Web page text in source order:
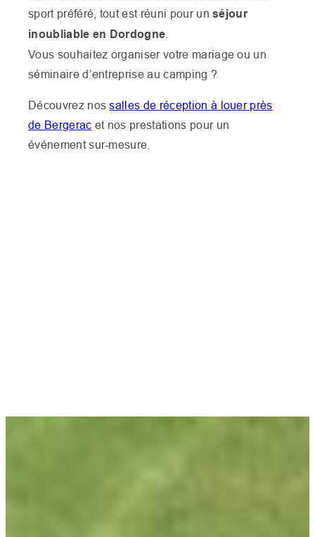
sport préféré, tout est réuni pour unséjour
inoubliable en Dordogne
Vous souhaitez organiser votre mariage ou un
séminaire d’entreprise au camping ?
Découvrez nossalles de réception à louer près
de Bergerac et nos prestations pour un
événement sur-mesure.